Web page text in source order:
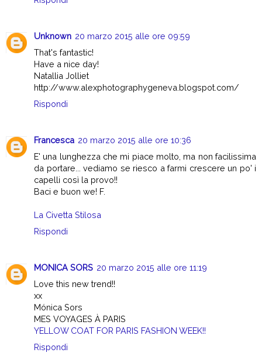
Unknown 20 marzo 2015 alle ore 09:59
That's fantastic!
Have a nice day!
Natallia Jolliet
http://www.alexphotographygeneva.blogspot.com/
Rispondi
Francesca 20 marzo 2015 alle ore 10:36
E' una lunghezza che mi piace molto, ma non facilissima
da portare... vediamo se riesco a farmi crescere un po' i
capelli così la provo!!
Baci e buon we! F.
La Civetta Stilosa
Rispondi
MONICA SORS 20 marzo 2015 alle ore 11:19
Love this new trend!!
xx
Mónica Sors
MES VOYAGES À PARIS
YELLOW COAT FOR PARIS FASHION WEEK!!
Rispondi